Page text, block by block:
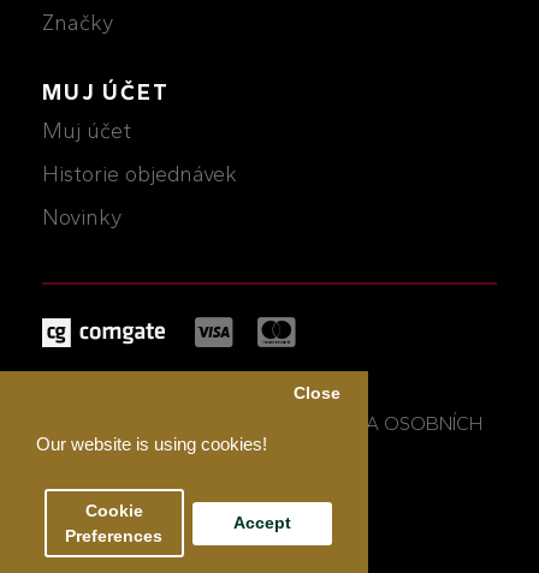
Our website is using cookies!
Close
Cookie
Preferences
Accept
Značky
MUJ ÚČET
Muj účet
Historie objednávek
Novinky
OBCHODNÍ PODMÍNKY A OCHRANA OSOBNÍCH
ÚDAJŮ